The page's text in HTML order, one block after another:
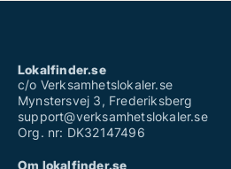
Lokalfinder.se
c/o Verksamhetslokaler.se
Mynstersvej 3, Frederiksberg
support@verksamhetslokaler.se
Org. nr: DK32147496
Om lokalfinder.se